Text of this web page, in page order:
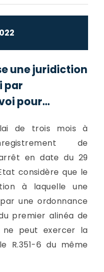
une juridiction
par
pour...
de trois mois à
de
en date du 29
considère que le
à laquelle une
une ordonnance
premier alinéa de
ne peut exercer la
R.351-6 du même